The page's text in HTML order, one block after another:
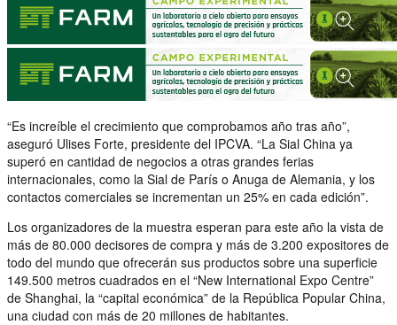
“Es increíble el crecimiento que comprobamos año tras año”,
aseguró Ulises Forte, presidente del IPCVA. “La Sial China ya
superó en cantidad de negocios a otras grandes ferias
internacionales, como la Sial de París o Anuga de Alemania, y los
contactos comerciales se incrementan un 25% en cada edición”.
Los organizadores de la muestra esperan para este año la vista de
más de 80.000 decisores de compra y más de 3.200 expositores de
todo del mundo que ofrecerán sus productos sobre una superficie
149.500 metros cuadrados en el “New International Expo Centre”
de Shanghai, la “capital económica” de la República Popular China,
una ciudad con más de 20 millones de habitantes.